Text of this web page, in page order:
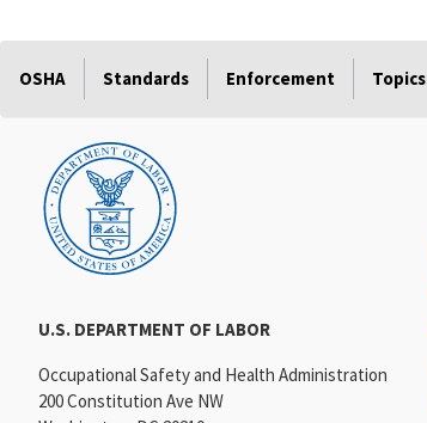
OSHA Standards Enforcement Topics
U.S. DEPARTMENT OF LABOR
Occupational Safety and Health Administration
200 Constitution Ave NW